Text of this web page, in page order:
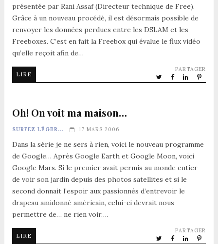
présentée par Rani Assaf (Directeur technique de Free).
Grâce à un nouveau procédé, il est désormais possible de
renvoyer les données perdues entre les DSLAM et les
Freeboxes. C’est en fait la Freebox qui évalue le flux vidéo
qu’elle reçoit afin de…
LIRE
PARTAGER
Oh! On voit ma maison…
SURFEZ LÉGER... 17 MARS 2006
Dans la série je ne sers à rien, voici le nouveau programme
de Google… Après Google Earth et Google Moon, voici
Google Mars. Si le premier avait permis au monde entier
de voir son jardin depuis des photos satellites et si le
second donnait l’espoir aux passionnés d’entrevoir le
drapeau amidonné américain, celui-ci devrait nous
permettre de… ne rien voir….
LIRE
PARTAGER